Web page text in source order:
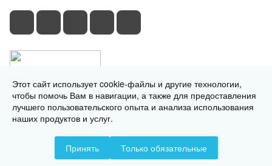
© 2026 © 2026 © СтальКрепеж - интернет-магазин
Конфиденциальность Оферта
Этот сайт использует cookie-файлы и другие технологии,
чтобы помочь Вам в навигации, а также для предоставления
лучшего пользовательского опыта и анализа использования
наших продуктов и услуг.
Принять Только обязательные